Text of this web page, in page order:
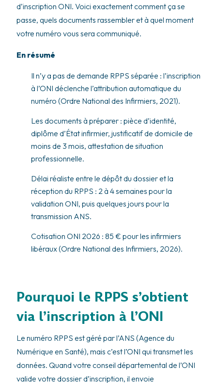
d’inscription ONI. Voici exactement comment ça se
passe, quels documents rassembler et à quel moment
votre numéro vous sera communiqué.
En résumé
Il n’y a pas de demande RPPS séparée : l’inscription
à l’ONI déclenche l’attribution automatique du
numéro (Ordre National des Infirmiers, 2021).
Les documents à préparer : pièce d’identité,
diplôme d’État infirmier, justificatif de domicile de
moins de 3 mois, attestation de situation
professionnelle.
Délai réaliste entre le dépôt du dossier et la
réception du RPPS : 2 à 4 semaines pour la
validation ONI, puis quelques jours pour la
transmission ANS.
Cotisation ONI 2026 : 85 € pour les infirmiers
libéraux (Ordre National des Infirmiers, 2026).
Pourquoi le RPPS s’obtient
via l’inscription à l’ONI
Le numéro RPPS est géré par l’ANS (Agence du
Numérique en Santé), mais c’est l’ONI qui transmet les
données. Quand votre conseil départemental de l’ONI
valide votre dossier d’inscription, il envoie